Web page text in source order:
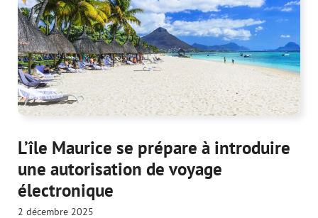
L’île Maurice se prépare à introduire
une autorisation de voyage
électronique
2 décembre 2025